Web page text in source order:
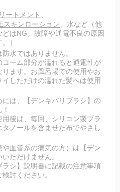
ートメント 、
スキンローション、水など（他
はNG。故障や通電不良の原因
）
水ではありません。
コーム部分が濡れると通電性が
ます。お風呂場での使用やお
しただけの濡れた髪へは使用
は、【デンキバリブラシ】の
用後は、毎回、シリコン製ブラ
ノールを含ませた布でやさし
血管系の病気の方）は【デン
ただけません。
シ】説明書に記載の注意事項
討ください。